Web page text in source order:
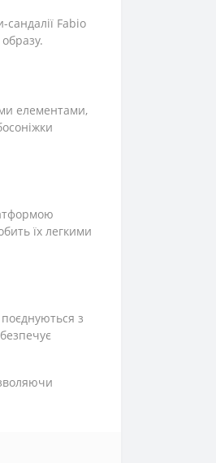
Fabio
елементами,
їх легкими
з